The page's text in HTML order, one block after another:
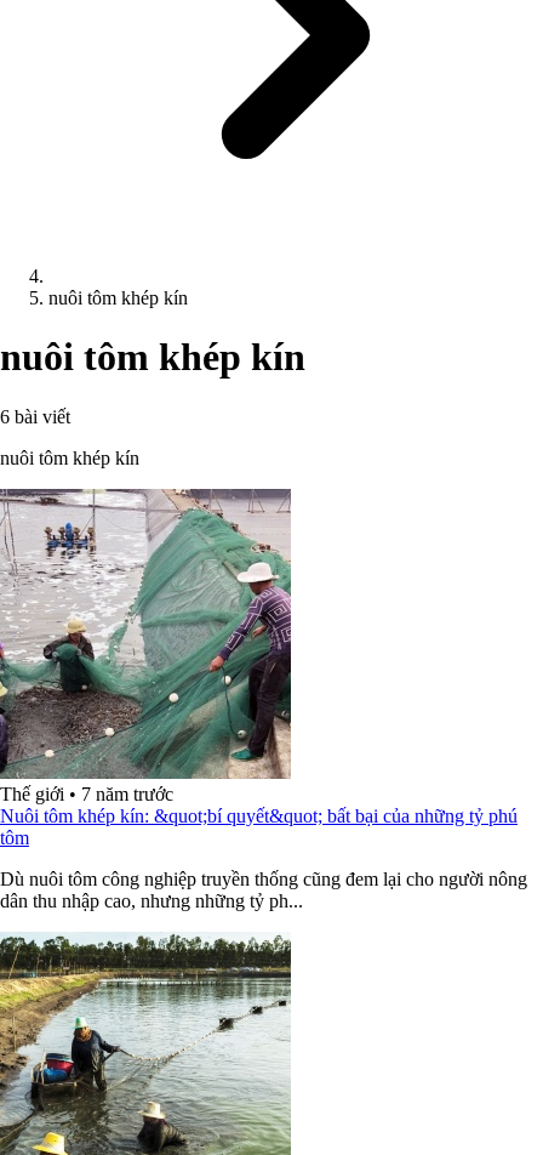
nuôi tôm khép kín
nuôi tôm khép kín
6 bài viết
nuôi tôm khép kín
Thế giới • 7 năm trước
Nuôi tôm khép kín: &quot;bí quyết&quot; bất bại của những tỷ phú
tôm
Dù nuôi tôm công nghiệp truyền thống cũng đem lại cho người nông
dân thu nhập cao, nhưng những tỷ ph...